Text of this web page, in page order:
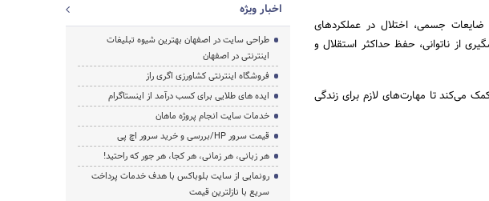
ضایعات جسمی، اختلال در عملکردهای
از ناتوانی، حفظ حداکثر استقلال و
می‌کند تا مهارت‌های لازم برای زندگی
اخبار ویژه
طراحی سایت در اصفهان بهترین شیوه تبلیغات
اینترنتی در اصفهان
فروشگاه اینترنتی کشاورزی اگری راز
ایده های طلایی برای کسب درآمد از اینستاگرام
خدمات سایت انجام پروژه ماهان
قیمت سرور HP/بررسی و خرید سرور اچ پی
هر زبانی، هر زمانی، هر کجا، هر جور که راحتید!
رونمایی از سایت بلوباکس با هدف خدمات پرداخت
سریع با نازلترین قیمت